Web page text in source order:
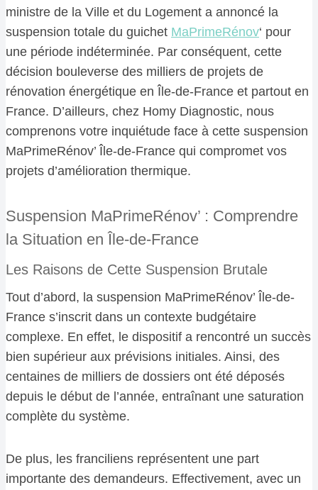
ministre de la Ville et du Logement a annoncé la
suspension totale du guichet MaPrimeRénov‘ pour
une période indéterminée. Par conséquent, cette
décision bouleverse des milliers de projets de
rénovation énergétique en Île-de-France et partout en
France. D’ailleurs, chez Homy Diagnostic, nous
comprenons votre inquiétude face à cette suspension
MaPrimeRénov’ Île-de-France qui compromet vos
projets d’amélioration thermique.
Suspension MaPrimeRénov’ : Comprendre
la Situation en Île-de-France
Les Raisons de Cette Suspension Brutale
Tout d’abord, la suspension MaPrimeRénov’ Île-de-
France s’inscrit dans un contexte budgétaire
complexe. En effet, le dispositif a rencontré un succès
bien supérieur aux prévisions initiales. Ainsi, des
centaines de milliers de dossiers ont été déposés
depuis le début de l’année, entraînant une saturation
complète du système.
De plus, les franciliens représentent une part
importante des demandeurs. Effectivement, avec un